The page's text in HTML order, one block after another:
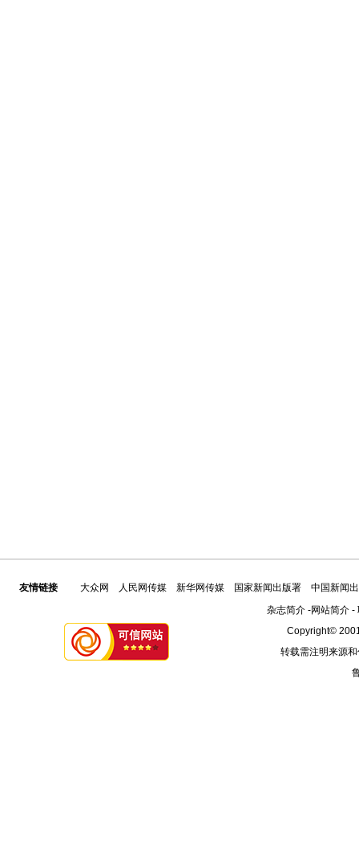
友情链接 大众网 人民网传媒 新华网传媒 国家新闻出版署
中国新闻
杂志简介-网站简介-
Copyright©
转载需注明来源